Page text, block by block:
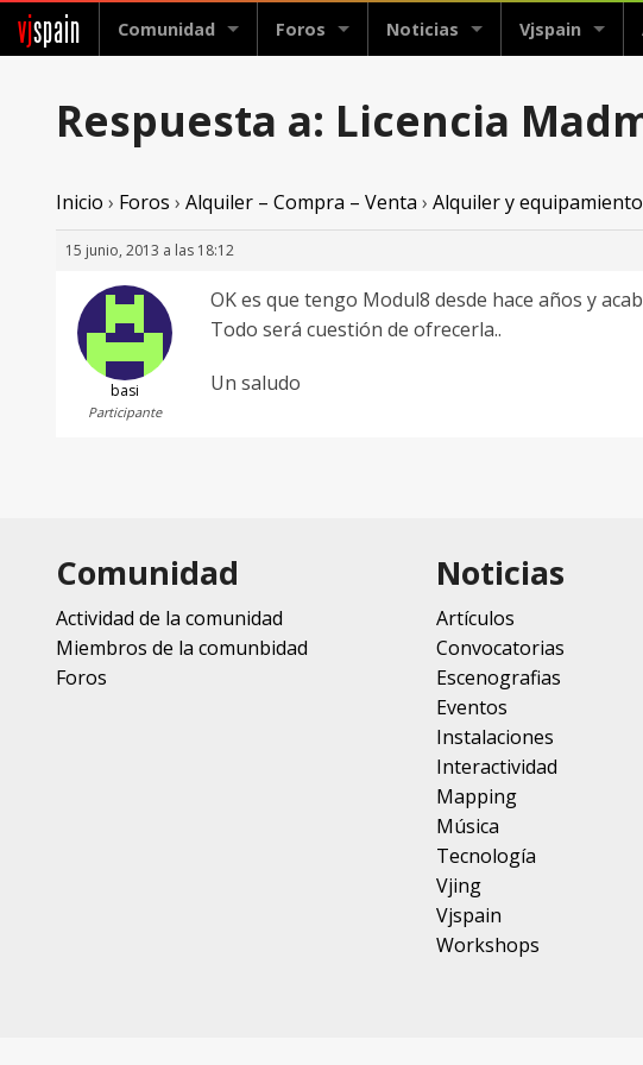
vjspain Comunidad Foros Noticias Vjspain
Respuesta a: Licencia
Inicio › Foros › Alquiler – Compra – Venta › Alquiler y
15 junio, 2013 a las 18:12
basi
Participante
OK es que tengo Modul8 desde hace años y
Todo será cuestión de ofrecerla..
Un saludo
Comunidad
Actividad de la comunidad
Miembros de la comunbidad
Foros
Noticias
Artículos
Convocatorias
Escenografias
Eventos
Instalaciones
Interactividad
Mapping
Música
Tecnología
Vjing
Vjspain
Workshops